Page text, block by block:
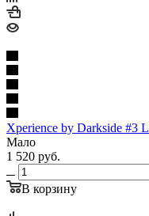
Xperience by Darkside #3
Мало
1 520 руб.
В корзину